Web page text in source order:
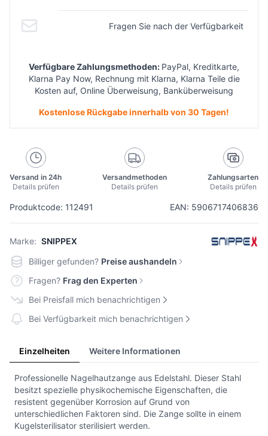
Produktcode: 112491 EAN: 5906717406836
Marke: SNIPPEX
Fragen Sie nach der Verfügbarkeit
Verfügbare Zahlungsmethoden: PayPal, Kreditkarte,
Klarna Pay Now, Rechnung mit Klarna, Klarna Teile die
Kosten auf, Online Überweisung, Banküberweisung
Kostenlose Rückgabe innerhalb von 30 Tagen!
Versand in 24h
Details prüfen
Versandmethoden
Details prüfen
Zahlungsarten
Details prüfen
Billiger gefunden? Preise aushandeln
Fragen? Frag den Experten
Bei Preisfall mich benachrichtigen
Bei Verfügbarkeit mich benachrichtigen
Einzelheiten Weitere Informationen
Professionelle Nagelhautzange aus Edelstahl. Dieser Stahl
besitzt spezielle physikochemische Eigenschaften, die
resistent gegenüber Korrosion auf Grund von
unterschiedlichen Faktoren sind. Die Zange sollte in einem
Kugelsterilisator sterilisiert werden.